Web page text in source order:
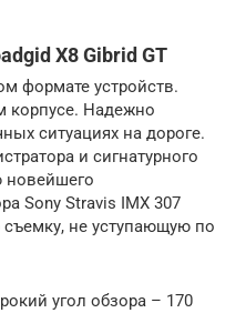
X8 Gibrid GT
формате устройств.
корпусе. Надежно
ситуациях на дороге.
и сигнатурного
новейшего
Sony Stravis IMX 307
не уступающую по
угол обзора – 170